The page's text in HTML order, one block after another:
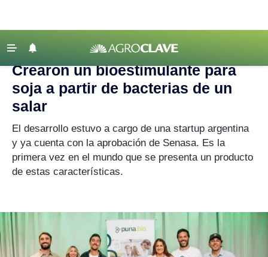
Agricultura
Ganadería
Lechería
Tecnología
Maquinaria agrícola
Agronegocios
‹ VOLVER
Agroclave Empresas | soja
Crearon un bioestimulante para
soja a partir de bacterias de un
salar
El desarrollo estuvo a cargo de una startup argentina
y ya cuenta con la aprobación de Senasa. Es la
primera vez en el mundo que se presenta un producto
de estas características.